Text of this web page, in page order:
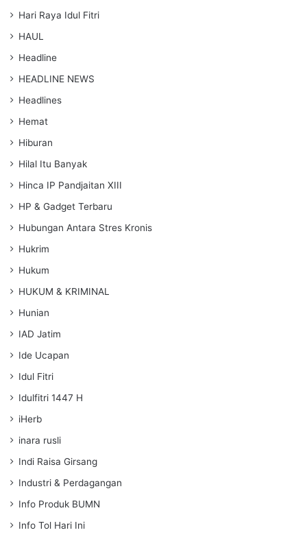
Hari Raya Idul Fitri
HAUL
Headline
HEADLINE NEWS
Headlines
Hemat
Hiburan
Hilal Itu Banyak
Hinca IP Pandjaitan XIII
HP & Gadget Terbaru
Hubungan Antara Stres Kronis
Hukrim
Hukum
HUKUM & KRIMINAL
Hunian
IAD Jatim
Ide Ucapan
Idul Fitri
Idulfitri 1447 H
iHerb
inara rusli
Indi Raisa Girsang
Industri & Perdagangan
Info Produk BUMN
Info Tol Hari Ini